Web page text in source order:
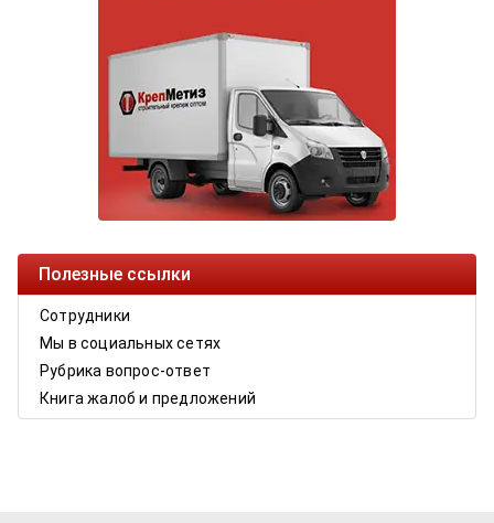
Полезные ссылки
Сотрудники
Мы в социальных сетях
Рубрика вопрос-ответ
Книга жалоб и предложений